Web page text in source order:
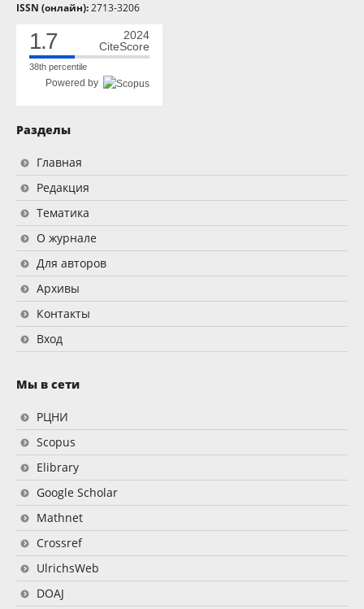
ISSN (онлайн):2713-3206
1.7
2024
CiteScore
38th percentile
Powered by
Разделы
Главная
Редакция
Тематика
О журнале
Для авторов
Архивы
Контакты
Вход
Мы в сети
РЦНИ
Scopus
Elibrary
Google Scholar
Mathnet
Crossref
UlrichsWeb
DOAJ